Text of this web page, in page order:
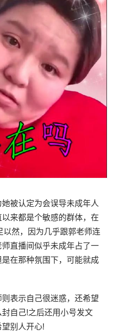
被认定为会误导未成年人
来都是个敏感的群体，在
以然，因为几乎跟郭老师连
直播间似乎未成年占了一
在那种氛围下，可能就成
表示自己很迷惑，还希望
自己!之后还用小号发文
别人开心!